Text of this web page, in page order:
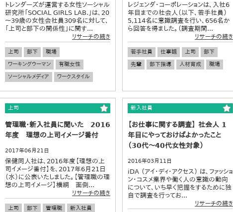
トレンダーズが運営する女性ソーシャル
研究所「SOCIAL GIRLS LAB.」は、20
～39歳の女性会社員309名に対して、
「上司と部下の関係性」に関す...
リサーチの続き
上司 部下
職場
ワーキングウーマン
有職女性
ソーシャルメディア
ワークスタイル
レジェンダ・コーポレーションは、入社6
年目までの社会人（以下、若手社員）
5,114名に意識調査を行い、656名か
ら回答を得ました。（調査期間...
リサーチの続き
若手社員 仕事観 上司
部下
先輩
部下指導 人材育成 職場
上司
管理職・新入社員に聞いた 2016
年度 理想の上司イメージ番付
2017年06月21日
保健同人社は、2016年度【理想の上
司イメージ番付】を、2017年6月21日
（水）に公表いたしました。【管理職の理
想の上司イメージ】横綱 面倒...
リサーチの続き
上司 部下 管理職
新入社員
新入社員
【お仕事に関する調査】 社会人 1
年目にやっておけばよかったこと
（30代～40代女性対象）
2016年03月11日
iDA （アイ・ディ・アクセス） は、ファッショ
ン・コスメ業界や働く人の意識の動向
について、いち早く把握をするために独
自で調査を行ってお...
リサーチの続き